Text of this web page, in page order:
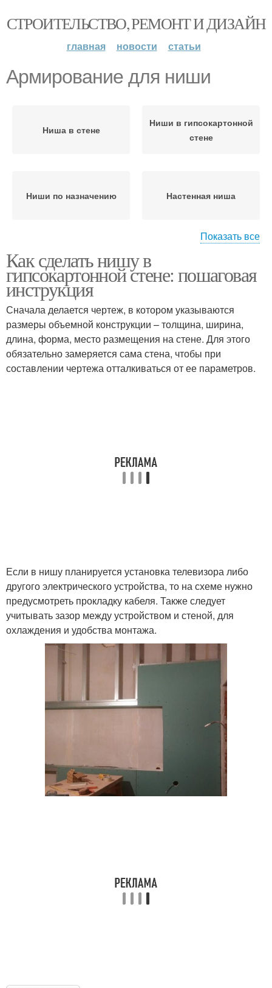
СТРОИТЕЛЬСТВО, РЕМОНТ И ДИЗАЙН
главная новости статьи
Армирование для ниши
Ниша в стене
Ниши в гипсокартонной
стене
Ниши по назначению Настенная ниша
Ниши в гипсокартонных
стенах
Показать все
Как сделать нишу в
гипсокартонной стене: пошаговая
инструкция
Сначала делается чертеж, в котором указываются
размеры объемной конструкции – толщина, ширина,
длина, форма, место размещения на стене. Для этого
обязательно замеряется сама стена, чтобы при
составлении чертежа отталкиваться от ее параметров.
Если в нишу планируется установка телевизора либо
другого электрического устройства, то на схеме нужно
предусмотреть прокладку кабеля. Также следует
учитывать зазор между устройством и стеной, для
охлаждения и удобства монтажа.